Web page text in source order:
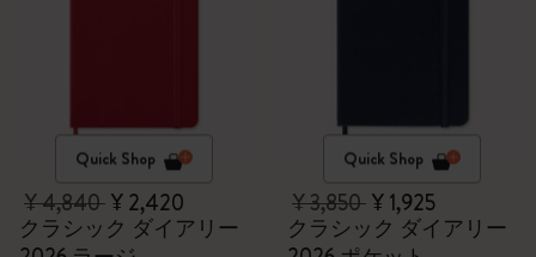
Quick Shop
¥ 4,840¥ 2,420
クラシック ダイアリー
Quick Shop
¥ 3,850¥ 1,925
クラシック ダイアリー